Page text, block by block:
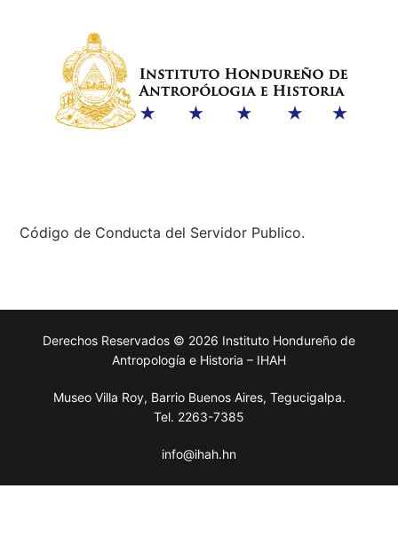
Código de Conducta del Servidor Publico.
Derechos Reservados © 2026 Instituto Hondureño de
Antropología e Historia – IHAH
Museo Villa Roy, Barrio Buenos Aires, Tegucigalpa.
Tel. 2263-7385
info@ihah.hn